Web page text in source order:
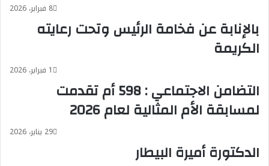
8 فبراير، 2026
بالإنابة عن فخامة الرئيس وتحت رعايته
الكريمة
1 فبراير، 2026
التضامن الاجتماعي : 598 أم تقدمت
لمسابقة الأم المثالية لعام 2026
29 يناير، 2026
الدكتورة أميرة البيطار